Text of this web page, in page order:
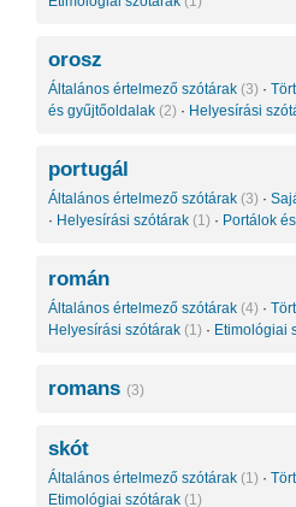
orosz
Általános értelmező szótárak (3) ·
és gyűjtőoldalak (2) · Helyesírási
portugál
Általános értelmező szótárak (3) ·
· Helyesírási szótárak (1) · Portálok
román
Általános értelmező szótárak (4) ·
Helyesírási szótárak (1) · Etimológiai
romans (3)
skót
Általános értelmező szótárak (1) ·
Etimológiai szótárak (1)